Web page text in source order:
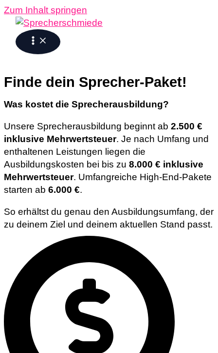
Zum Inhalt springen
Finde dein Sprecher-Paket!
Was kostet die Sprecherausbildung?
Unsere Sprecherausbildung beginnt ab 2.500 €
inklusive Mehrwertsteuer. Je nach Umfang und
enthaltenen Leistungen liegen die
Ausbildungskosten bei bis zu 8.000 € inklusive
Mehrwertsteuer. Umfangreiche High-End-Pakete
starten ab 6.000 €.
So erhältst du genau den Ausbildungsumfang, der
zu deinem Ziel und deinem aktuellen Stand passt.